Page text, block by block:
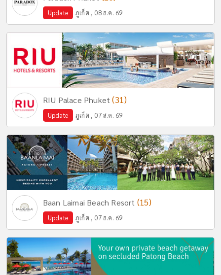
Update ภูเก็ต , 08 ส.ค. 69
RIU Palace Phuket(31)
Update ภูเก็ต , 07 ส.ค. 69
Baan Laimai Beach Resort (15)
Update ภูเก็ต , 07 ส.ค. 69